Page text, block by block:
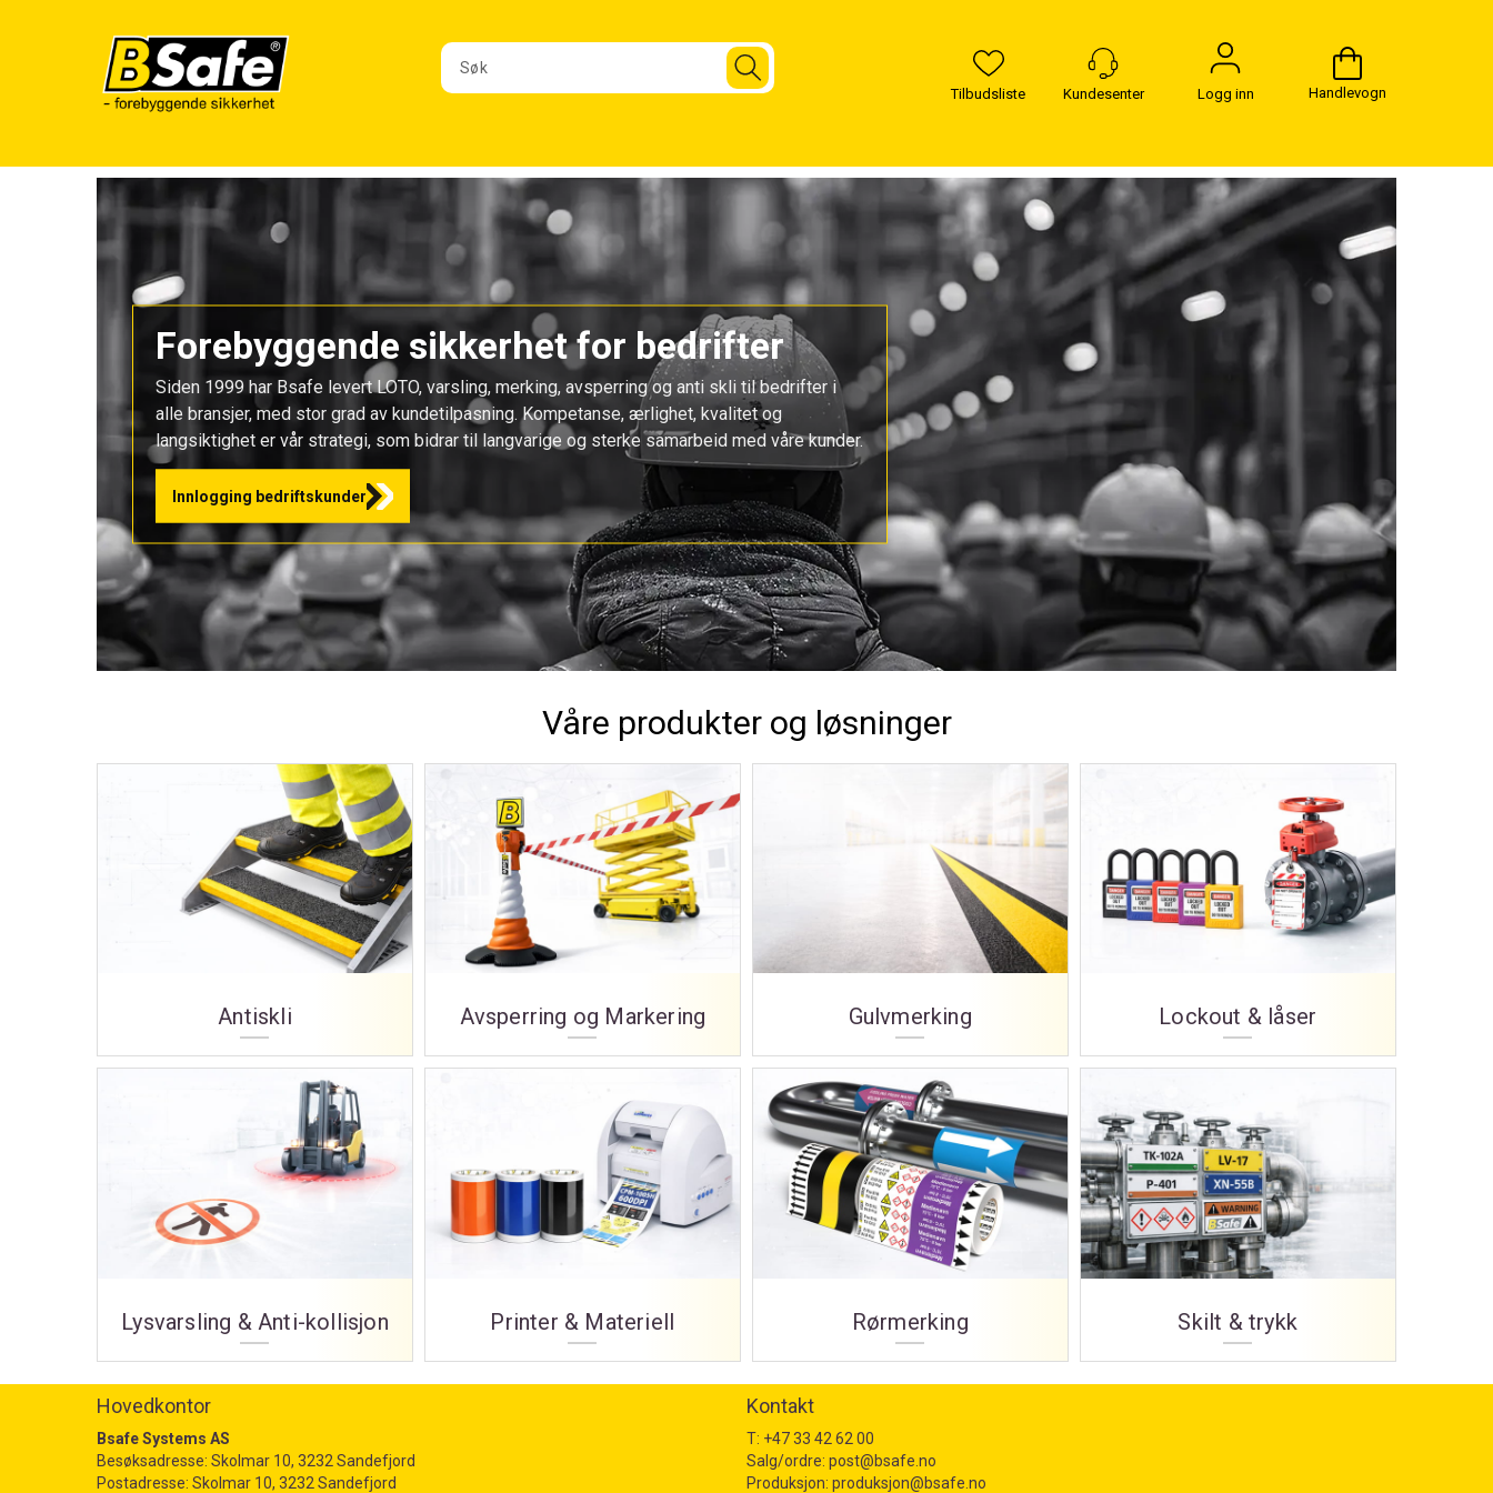
Logg inn Handlevogn
Forebyggende sikkerhet for bedrifter
Siden 1999 har Bsafe levert LOTO, varsling, merking, avsperring og anti skli til bedrifter i
alle bransjer, med stor grad av kundetilpasning. Kompetanse, ærlighet, kvalitet og
langsiktighet er vår strategi, som bidrar til langvarige og sterke samarbeid med våre kunder.
Innlogging bedriftskunder
Våre produkter og løsninger
Antiskli Avsperring og Markering Gulvmerking Lockout & låser
Lysvarsling & Anti-kollisjon Printer & Materiell Rørmerking Skilt & trykk
Hovedkontor
Bsafe Systems AS
Besøksadresse: Skolmar 10, 3232 Sandefjord
Postadresse: Skolmar 10, 3232 Sandefjord
Kontakt
T: +47 33 42 62 00
Salg/ordre: post@bsafe.no
Produksjon: produksjon@bsafe.no